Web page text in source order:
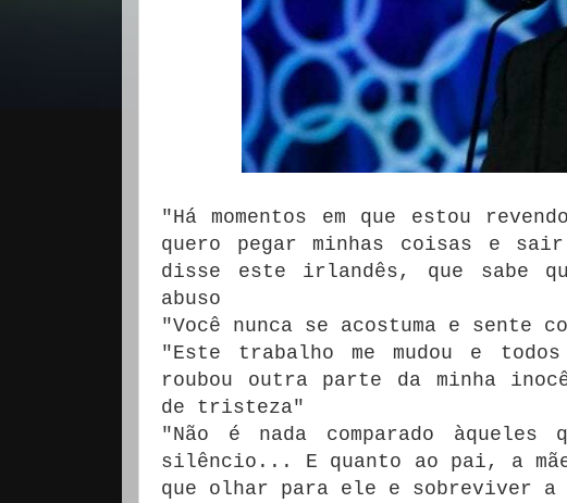
"Há momentos em que estou
quero pegar minhas coisas e
disse este irlandês, que sabe
abuso
"Você nunca se acostuma e sente
"Este trabalho me mudou e
roubou outra parte da minha
de tristeza"
"Não é nada comparado
silêncio... E quanto ao pai, a
que olhar para ele e sobreviver a